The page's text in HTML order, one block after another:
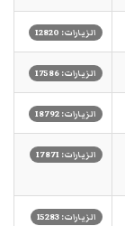
الزيارات: 12820
الزيارات: 17586
الزيارات: 18792
الزيارات: 17871
الزيارات: 15283